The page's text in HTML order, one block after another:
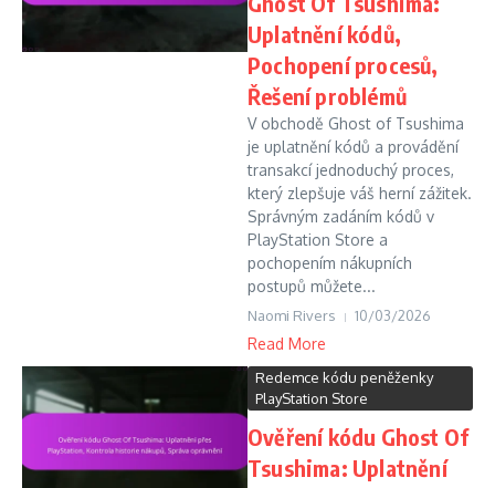
Uplatnění kódů,
Pochopení procesů,
Řešení problémů
V obchodě Ghost of Tsushima
je uplatnění kódů a provádění
transakcí jednoduchý proces,
který zlepšuje váš herní zážitek.
Správným zadáním kódů v
PlayStation Store a
pochopením nákupních
postupů můžete...
Naomi Rivers 10/03/2026
Read More
Redemce kódu peněženky
PlayStation Store
Ověření kódu Ghost Of
Tsushima: Uplatnění